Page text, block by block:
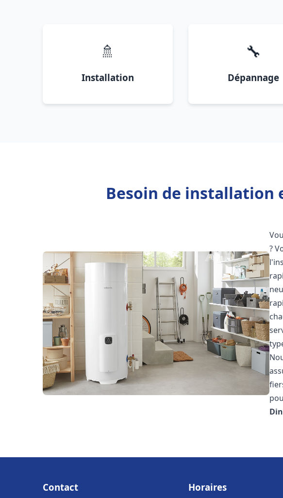
🚿
Installation
🔧
Dépannage
Besoin de installation
?
Contact Horaires